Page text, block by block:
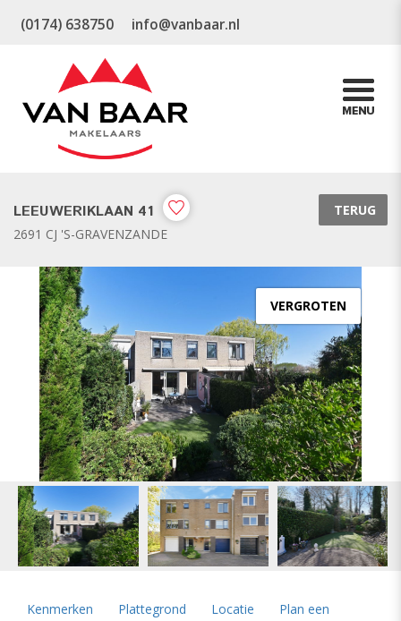
(0174) 638750 info@vanbaar.nl
LEEUWERIKLAAN 41
2691 CJ 'S-GRAVENZANDE
TERUG
vorige
VERGROTEN
vorige
Kenmerken Plattegrond Locatie
Plan een